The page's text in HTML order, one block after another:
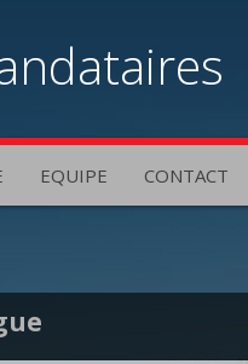
EQUIPE CONTACT